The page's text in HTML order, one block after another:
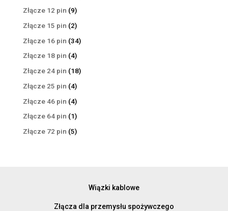
Złącze 12 pin 99
produktów
Złącze 15 pin 22
produkty
Złącze 16 pin 3434
Złącze 18 pin 44
produkty
Złącze 24 pin 1818
Złącze 25 pin 44
produkty
Złącze 46 pin 44
produkty
Złącze 64 pin 11
produkt
Złącze 72 pin 55
Wiązki kablowe
Złącza dla przemysłu spożywczego